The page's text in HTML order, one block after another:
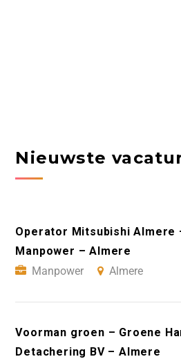
Nieuwste
Operator Mitsubishi Almere
Manpower – Almere
Manpower
Almere
Voorman groen – Groene
Detachering BV – Almere